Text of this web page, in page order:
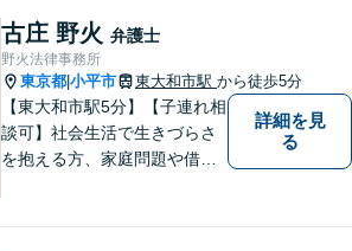
古庄 野火 弁護士
野火法律事務所
東京都 小平市 東大和市駅 から徒歩5分
【東大和市駅5分】【子連れ相
談可】社会生活で生きづらさ
を抱える方、家庭問題や借金
詳細を見
る